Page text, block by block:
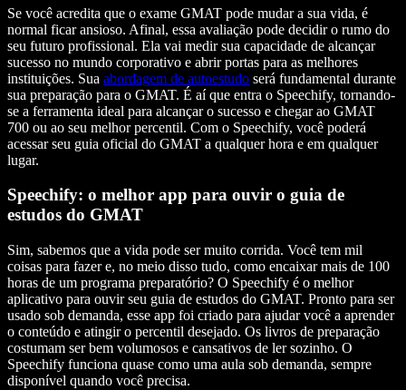
Se você acredita que o exame GMAT pode mudar a sua vida, é
normal ficar ansioso. Afinal, essa avaliação pode decidir o rumo do
seu futuro profissional. Ela vai medir sua capacidade de alcançar
sucesso no mundo corporativo e abrir portas para as melhores
instituições. Sua abordagem de autoestudo será fundamental durante
sua preparação para o GMAT. É aí que entra o Speechify, tornando-
se a ferramenta ideal para alcançar o sucesso e chegar ao GMAT
700 ou ao seu melhor percentil. Com o Speechify, você poderá
acessar seu guia oficial do GMAT a qualquer hora e em qualquer
lugar.
Speechify: o melhor app para ouvir o guia de
estudos do GMAT
Sim, sabemos que a vida pode ser muito corrida. Você tem mil
coisas para fazer e, no meio disso tudo, como encaixar mais de 100
horas de um programa preparatório? O Speechify é o melhor
aplicativo para ouvir seu guia de estudos do GMAT. Pronto para ser
usado sob demanda, esse app foi criado para ajudar você a aprender
o conteúdo e atingir o percentil desejado. Os livros de preparação
costumam ser bem volumosos e cansativos de ler sozinho. O
Speechify funciona quase como uma aula sob demanda, sempre
disponível quando você precisa.